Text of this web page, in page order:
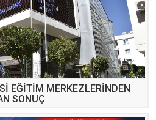
EĞİTİM MERKEZLERİNDEN
SONUÇ